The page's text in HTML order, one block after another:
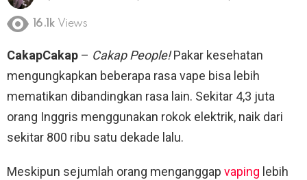
16.1k Views
CakapCakap – Cakap People!Pakar kesehatan
mengungkapkan beberapa rasa vape bisa lebih
mematikan dibandingkan rasa lain. Sekitar 4,3 juta
orang Inggris menggunakan rokok elektrik, naik dari
sekitar 800 ribu satu dekade lalu.
Meskipun sejumlah orang menganggap vaping lebih